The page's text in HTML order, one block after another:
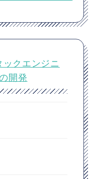
ックエンジニ
開発